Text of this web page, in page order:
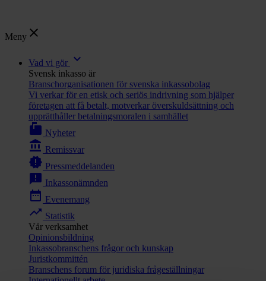
Meny close
Vad vi gör expand_more
Svensk inkasso är
Branschorganisationen för svenska inkassobolag
Vi verkar för en etisk och seriös indrivning som hjälper
företagen att få betalt, motverkar överskuldsättning och
upprätthåller betalningsmoralen i samhället
markunread_mailbox Nyheter
account_balance Remissvar
new_releases Pressmeddelanden
announcement Inkassonämnden
date_range Evenemang
trending_up Statistik
Vår verksamhet
Opinionsbildning
Inkassobranschens frågor och kunskap
Juristkommittén
Branschens forum för juridiska frågeställningar